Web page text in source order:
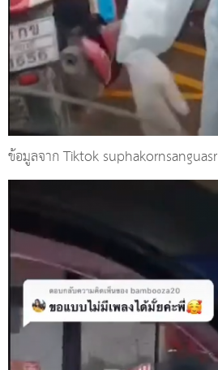
ข้อมูลจาก Tiktok suphakornsanguasr